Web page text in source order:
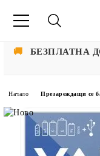
🚚 БЕЗПЛАТНА
Начало Презареждащи се